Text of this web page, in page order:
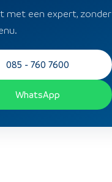
met een expert, zonder
085 - 760 7600
WhatsApp